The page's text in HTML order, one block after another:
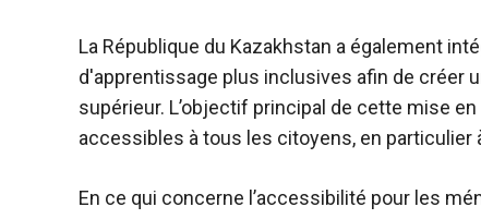
La République du Kazakhstan a également
d'apprentissage plus inclusives afin de créer
supérieur. L’objectif principal de cette mise
accessibles à tous les citoyens, en
En ce qui concerne l’accessibilité pour les